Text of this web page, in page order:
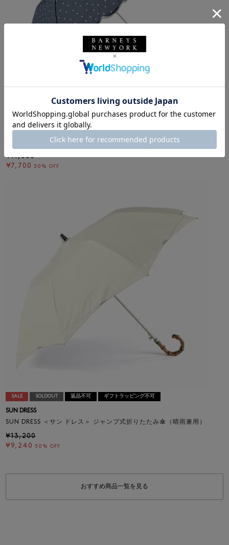
SALE 返品不可 ギフトラッピング不可
SUN DRESS
SUN DRESS ＜サン ドレス＞ ジャンプ式折りたたみ傘（晴雨兼用）
¥11,000
¥7,700 30% OFF
SALE SOLDOUT 返品不可 ギフトラッピング不可
SUN DRESS
SUN DRESS ＜サン ドレス＞ ジャンプ式折りたたみ傘（晴雨兼用）
¥13,200
¥9,240 30% OFF
おすすめ商品一覧を見る